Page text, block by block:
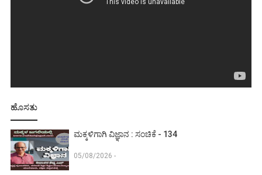
ಹೊಸತು
ಮಕ್ಕಳಿಗಾಗಿ ವಿಜ್ಞಾನ : ಸಂಚಿಕೆ - 134
05/08/2026 -